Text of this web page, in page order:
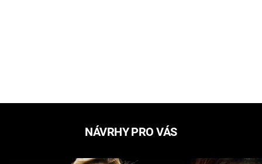
NÁVRHY PRO VÁS